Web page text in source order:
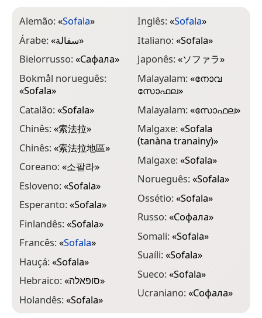
Alemão:«Sofala»
Árabe:«سفالة»
Bielorrusso:«Сафала»
Bokmål norueguês:
«Sofala»
Catalão:«Sofala»
Chinês:«索法拉»
Chinês:«索法拉地區»
Coreano:«소팔라»
Esloveno:«Sofala»
Esperanto:«Sofala»
Finlandês:«Sofala»
Francês:«Sofala»
Hauçá:«Sofala»
Hebraico:«סופאלה»
Holandês:«Sofala»
Inglês:«Sofala»
Italiano:«Sofala»
Japonês:«ソファラ»
Malayalam:«നോവ
സോഫല»
Malayalam:«സോഫല»
Malgaxe:«Sofala
(tanàna tranainy)»
Malgaxe:«Sofala»
Norueguês:«Sofala»
Ossétio:«Sofala»
Russo:«Софала»
Somali:«Sofala»
Suaíli:«Sofala»
Sueco:«Sofala»
Ucraniano:«Софала»